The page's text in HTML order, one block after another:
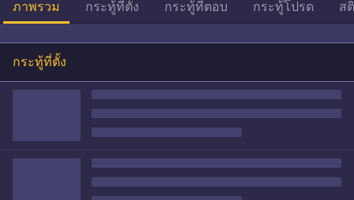
ภาพรวม กระทู้ที่ตั้ง กระทู้ที่ตอบ กระทู้โปรด ส
กระทู้ที่ตั้ง